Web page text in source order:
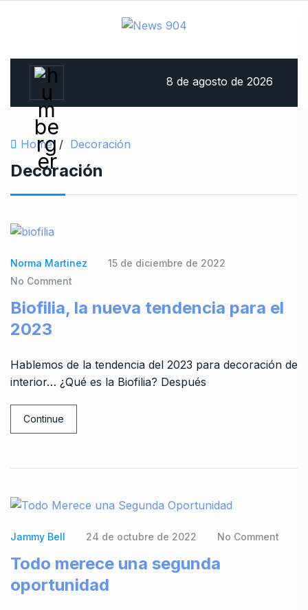
8 de agosto de 2026
Home / Decoración
Decoración
Norma Martinez
15 de diciembre de 2022
No Comment
Biofilia, la nueva tendencia para el
2023
Hablemos de la tendencia del 2023 para decoración de
interior… ¿Qué es la Biofilia? Después
Continue
Jammy Bell 24 de octubre de 2022 No Comment
Todo merece una segunda
oportunidad